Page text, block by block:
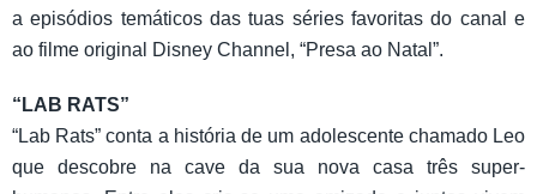
a episódios temáticos das tuas séries favoritas do canal e
ao filme original Disney Channel, “Presa ao Natal”.
“ LAB RATS”
“Lab Rats” conta a história de um adolescente chamado Leo
que descobre na cave da sua nova casa três super-